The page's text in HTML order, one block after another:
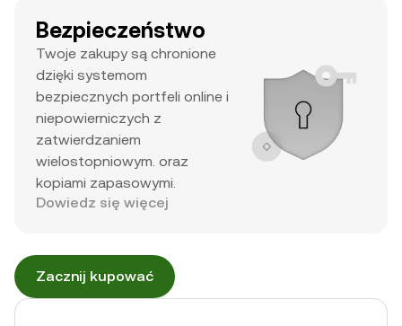
Bezpieczeństwo
Twoje zakupy są chronione
dzięki systemom
bezpiecznych portfeli online i
niepowierniczych z
zatwierdzaniem
wielostopniowym. oraz
kopiami zapasowymi.
Dowiedz się więcej
Zacznij kupować